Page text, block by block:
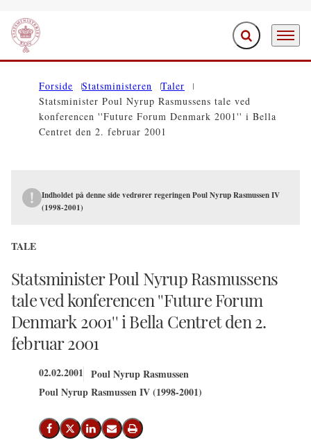
Gå til forsiden Fold søgefelt ud
Menu
Forside Statsministeren
Taler
Statsminister Poul Nyrup Rasmussens tale ved
konferencen ''Future Forum Denmark 2001'' i Bella
Centret den 2. februar 2001
Indholdet på denne side vedrører regeringen Poul Nyrup Rasmussen IV
(1998-2001)
TALE
Statsminister Poul Nyrup Rasmussens
tale ved konferencen ''Future Forum
Denmark 2001'' i Bella Centret den 2.
februar 2001
02.02.2001 Poul Nyrup Rasmussen
Poul Nyrup Rasmussen IV (1998-2001)
Del på Facebook
Del på X (Twitter)
Del på LinkedIn
Send email
Print